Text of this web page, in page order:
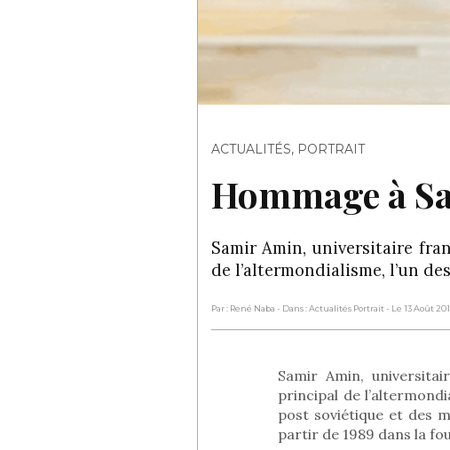
ACTUALITÉS, PORTRAIT
Hommage à
Samir Amin, universitaire
de l’altermondialisme, l’un
Par : René Naba - Dans : Actualités Portrait- Le 13 Août
Samir Amin,
principal de
post soviétique et des
partir de 1989 dans la